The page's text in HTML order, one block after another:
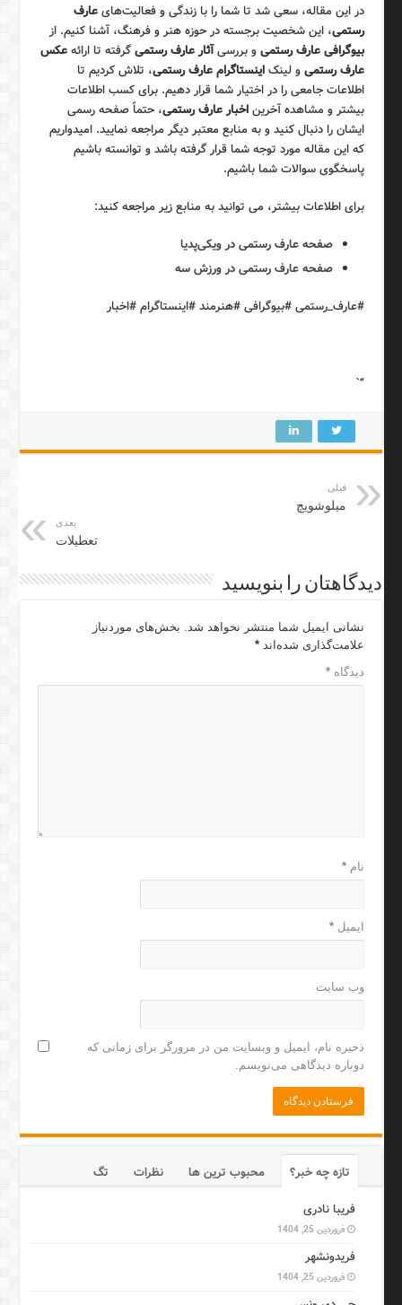
در این مقاله، سعی شد تا شما را با زندگی و فعالیت‌هایعارف
رستمی، این شخصیت برجسته در حوزه هنر و فرهنگ، آشنا کنیم. از
بیوگرافی عارف رستمیو بررسیآثار عارف رستمیگرفته تا ارائهعکس
عارف رستمیو لینکاینستاگرام عارف رستمی، تلاش کردیم تا
اطلاعات جامعی را در اختیار شما قرار دهیم. برای کسب اطلاعات
بیشتر و مشاهده آخریناخبار عارف رستمی، حتماً صفحه رسمی
ایشان را دنبال کنید و به منابع معتبر دیگر مراجعه نمایید. امیدواریم
که این مقاله مورد توجه شما قرار گرفته باشد و توانسته باشیم
پاسخگوی سوالات شما باشیم.
برای اطلاعات بیشتر، می توانید به منابع زیر مراجعه کنید:
صفحه عارف رستمی در ویکی‌پدیا
صفحه عارف رستمی در ورزش سه
#عارف_رستمی #بیوگرافی #هنرمند #اینستاگرام #اخبار
“`
قبلی
میلوشویچ
بعدی
تعطیلات
دیدگاهتان را بنویسید
نشانی ایمیل شما منتشر نخواهد شد.
بخش‌های موردنیاز
علامت‌گذاری شده‌اند*
دیدگاه*
نام*
ایمیل*
وب‌ سایت
ذخیره نام، ایمیل و وبسایت من در مرورگر برای زمانی که
دوباره دیدگاهی می‌نویسم.
تازه چه خبر؟ محبوب ترین ها نظرات
تگ
فریبا نادری
فروردین 25, 1404
فریدونشهر
فروردین 25, 1404